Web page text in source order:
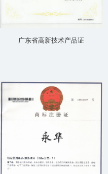
广东省高新技术产品证